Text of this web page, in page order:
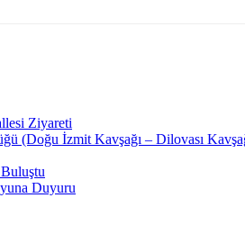
Ziyareti
(Doğu İzmit Kavşağı – Dilovası
Duyuru